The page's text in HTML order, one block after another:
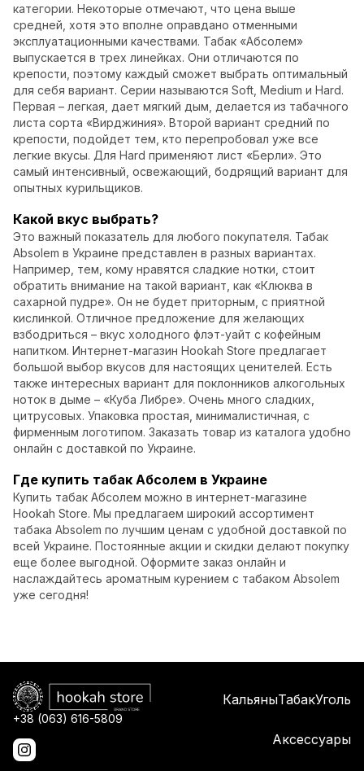
категории. Некоторые отмечают, что цена выше
средней, хотя это вполне оправдано отменными
эксплуатационными качествами. Табак «Абсолем»
выпускается в трех линейках. Они отличаются по
крепости, поэтому каждый сможет выбрать оптимальный
для себя вариант. Серии называются Soft, Medium и Hard.
Первая – легкая, дает мягкий дым, делается из табачного
листа сорта «Вирджиния». Второй вариант средний по
крепости, подойдет тем, кто перепробовал уже все
легкие вкусы. Для Hard применяют лист «Берли». Это
самый интенсивный, освежающий, бодрящий вариант для
опытных курильщиков.
Какой вкус выбрать?
Это важный показатель для любого покупателя. Табак
Absolem в Украине представлен в разных вариантах.
Например, тем, кому нравятся сладкие нотки, стоит
обратить внимание на такой вариант, как «Клюква в
сахарной пудре». Он не будет приторным, с приятной
кислинкой. Отличное предложение для желающих
взбодриться – вкус холодного флэт-уайт с кофейным
напитком. Интернет-магазин Hookah Store предлагает
большой выбор вкусов для настоящих ценителей. Есть
также интересных вариант для поклонников алкогольных
ноток в дыме – «Куба Либре». Очень много сладких,
цитрусовых. Упаковка простая, минималистичная, с
фирменным логотипом. Заказать товар из каталога удобно
онлайн с доставкой по Украине.
Где купить табак Абсолем в Украине
Купить табак Абсолем можно в интернет-магазине
Hookah Store. Мы предлагаем широкий ассортимент
табака Absolem по лучшим ценам с удобной доставкой по
всей Украине. Постоянные акции и скидки делают покупку
еще более выгодной. Оформите заказ онлайн и
наслаждайтесь ароматным курением с табаком Absolem
уже сегодня!
+38 (063) 616-5809
КальяныТабакУголь
Аксессуары